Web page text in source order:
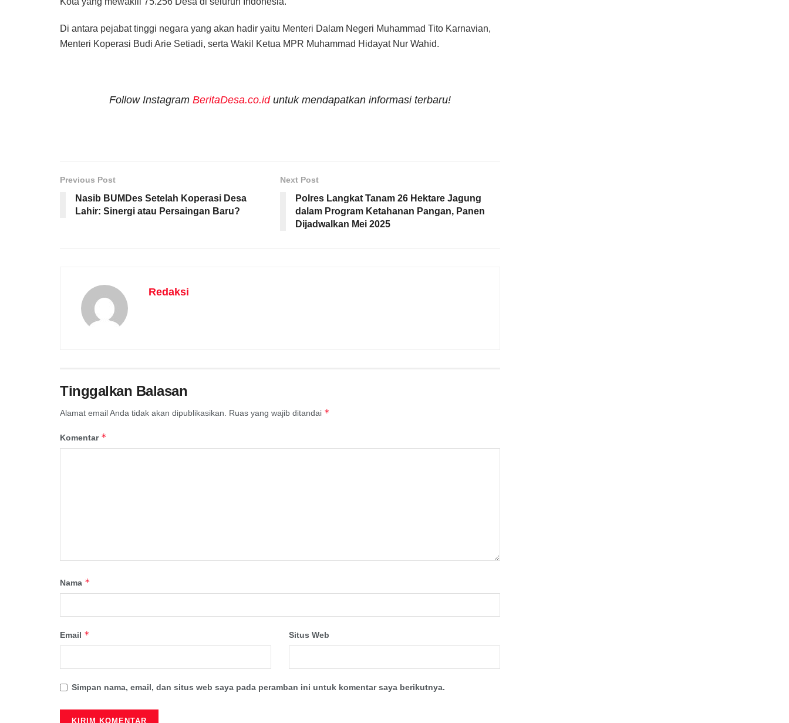
Di antara pejabat tinggi negara yang akan hadir yaitu Menteri Dalam Negeri Muhammad Tito Karnavian,
Menteri Koperasi Budi Arie Setiadi, serta Wakil Ketua MPR Muhammad Hidayat Nur Wahid.
Follow Instagram BeritaDesa.co.iduntuk mendapatkan informasi terbaru!
Previous Post
Nasib BUMDes Setelah Koperasi Desa
Lahir: Sinergi atau Persaingan Baru?
Next Post
Polres Langkat Tanam 26 Hektare Jagung
dalam Program Ketahanan Pangan, Panen
Dijadwalkan Mei 2025
Redaksi
Tinggalkan Balasan
Alamat email Anda tidak akan dipublikasikan. Ruas yang wajib ditandai *
Komentar *
Nama *
Email * Situs Web
Simpan nama, email, dan situs web saya pada peramban ini untuk komentar saya berikutnya.